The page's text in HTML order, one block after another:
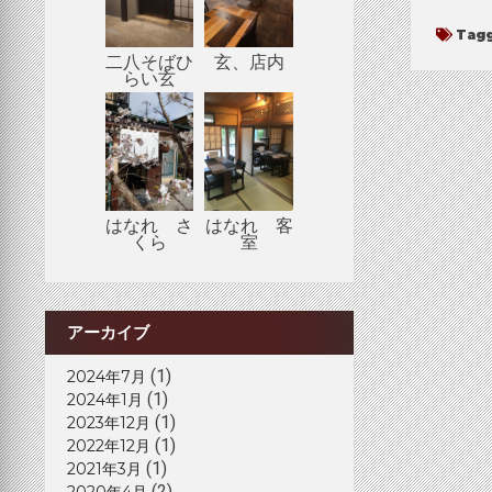
二八そばひ
らい玄
玄、店内
はなれ さ
くら
はなれ 客
室
アーカイブ
2024年7月 (1)
2024年1月 (1)
2023年12月 (1)
2022年12月 (1)
2021年3月 (1)